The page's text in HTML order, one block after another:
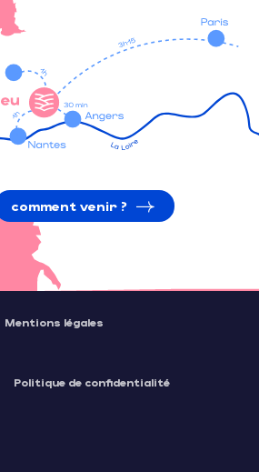
comment venir ?
Mentions légales
Politique de confidentialité